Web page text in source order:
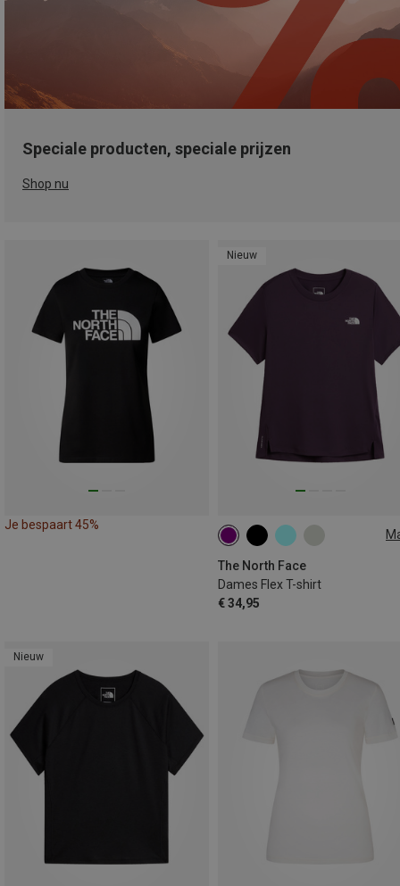
Speciale producten, speciale prijzen
Shop nu
Je bespaart 45%
Nieuw
The North Face
Dames Flex T-shirt
€ 34,95
XS S M
Nieuw